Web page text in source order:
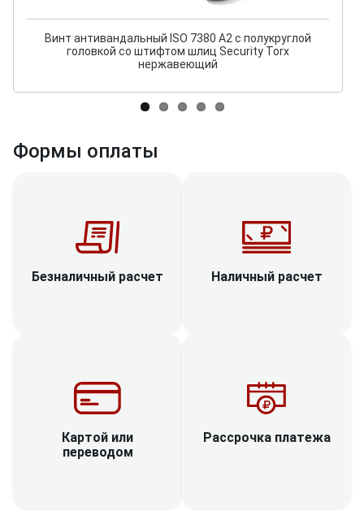
Винт антивандальный ISO 7380 А2 с полукруглой
головкой со штифтом шлиц Security Torx
нержавеющий
Формы оплаты
Безналичный расчет Наличный расчет
Картой или
переводом
Рассрочка платежа